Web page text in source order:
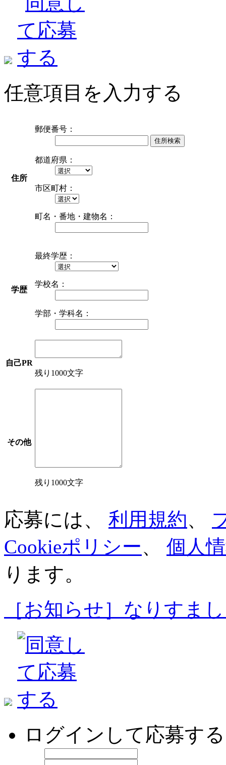
任意項目を入力する
住所
郵便番号：
住所検索
都道府県：
市区町村：
町名・番地・建物名：
学歴
最終学歴：
学校名：
学部・学科名：
自己PR
残り1000文字
その他
残り1000文字
応募には、 利用規約、
Cookieポリシー、 個人
ります。
［お知らせ］なりすま
ログインして応募する